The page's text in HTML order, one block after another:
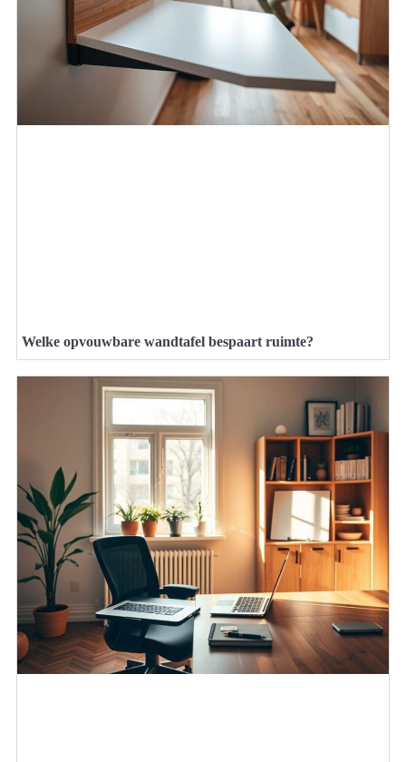
Welke opvouwbare wandtafel bespaart ruimte?